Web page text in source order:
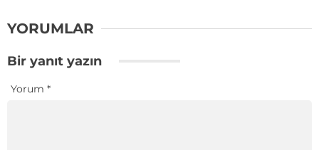
YORUMLAR
Bir yanıt yazın
Yorum *